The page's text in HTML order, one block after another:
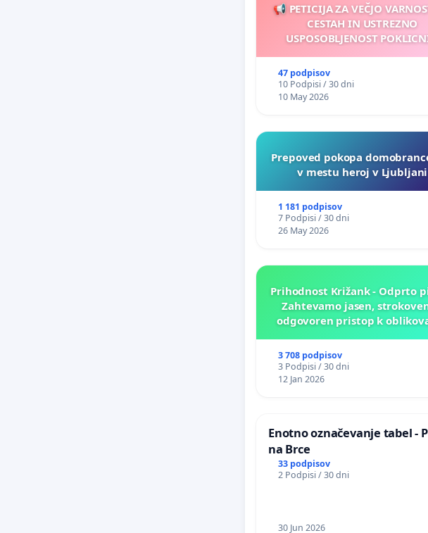
📢 PETICIJA ZA VEČJO
CESTAH IN USTREZNO
USPOSOBLJENOST
47 podpisov
10 Podpisi / 30 dni
10 May 2026
Prepoved pokopa
v mestu heroj v Ljubljani
1 181 podpisov
7 Podpisi / 30 dni
26 May 2026
Prihodnost Križank - Odprto
Zahtevamo jasen,
odgovoren pristop k
3 708 podpisov
3 Podpisi / 30 dni
12 Jan 2026
Enotno označevanje tabel -
na Brce
33 podpisov
2 Podpisi / 30 dni
30 Jun 2026